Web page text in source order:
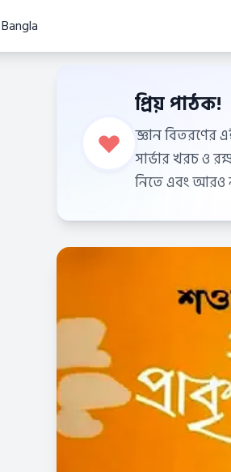
প্রিয় পাঠক!
জ্ঞান বিতরণের
সার্ভার খরচ ও
নিতে এবং আরও